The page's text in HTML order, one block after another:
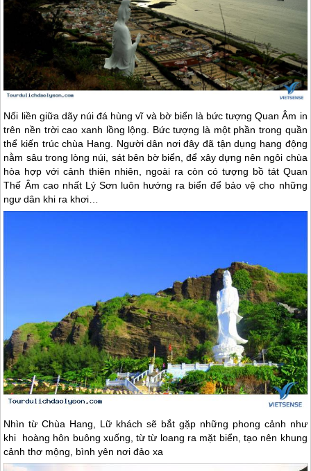
Nối liền giữa dãy núi đá hùng vĩ và bờ biển là bức tượng Quan Âm in
trên nền trời cao xanh lồng lộng. Bức tượng là một phần trong quần
thể kiến trúc chùa Hang. Người dân nơi đây đã tận dụng hang động
nằm sâu trong lòng núi, sát bên bờ biển, để xây dựng nên ngôi chùa
hòa hợp với cảnh thiên nhiên, ngoài ra còn có tượng bồ tát Quan
Thế Âm cao nhất Lý Sơn luôn hướng ra biển để bảo vệ cho những
ngư dân khi ra khơi…
Nhìn từ Chùa Hang, Lữ khách sẽ bắt gặp những phong cảnh như
khi hoàng hôn buông xuống, từ từ loang ra mặt biển, tạo nên khung
cảnh thơ mộng, bình yên nơi đảo xa